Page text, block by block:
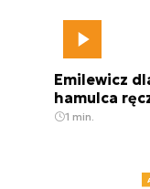
Emilewicz
hamulca
1 min.